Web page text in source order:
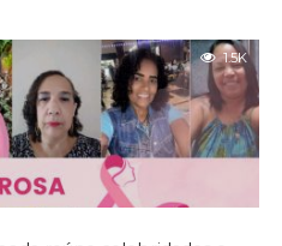
1.5K